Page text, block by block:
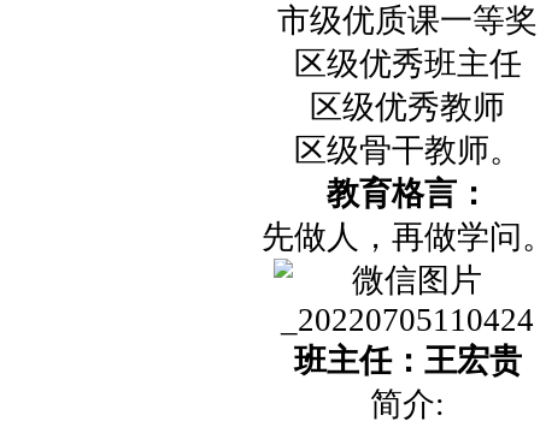
市级优质课一等奖
区级优秀班主任
区级优秀教师
区级骨干教师。
教育格言：
先做人，再做学问
班主任：王宏贵
简介: